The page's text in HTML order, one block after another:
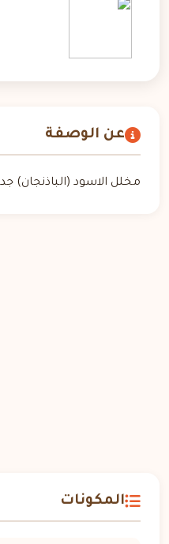
عن الوصفة
مخلل الاسود (الباذنجان)
المكونات